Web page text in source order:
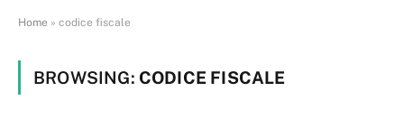
Home » codice fiscale
BROWSING: CODICE FISCALE